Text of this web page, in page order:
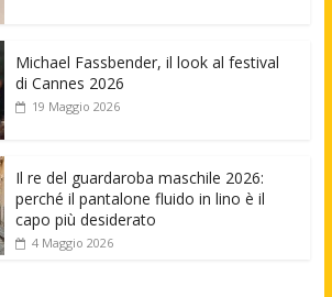
Michael Fassbender, il look al festival
di Cannes 2026
19 Maggio 2026
Il re del guardaroba maschile 2026:
perché il pantalone fluido in lino è il
capo più desiderato
4 Maggio 2026